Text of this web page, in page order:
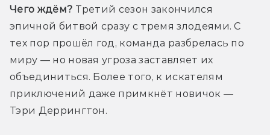
Чего ждём? Третий сезон закончился
эпичной битвой сразу с тремя злодеями. С
тех пор прошёл год, команда разбрелась по
миру — но новая угроза заставляет их
объединиться. Более того, к искателям
приключений даже примкнёт новичок —
Тэри Деррингтон.